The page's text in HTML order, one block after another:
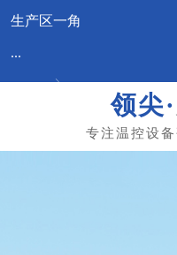
生产区一角
...